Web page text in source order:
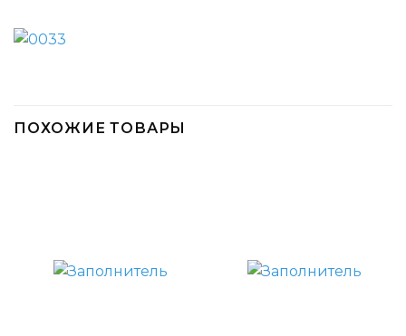
ПОХОЖИЕ ТОВАРЫ